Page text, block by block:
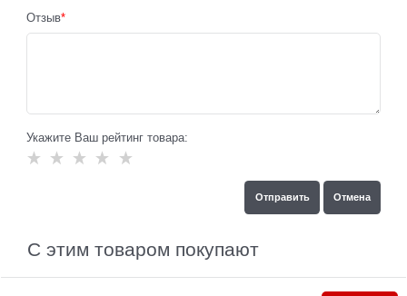
Отзыв
Укажите Ваш рейтинг товара:
С этим товаром покупают